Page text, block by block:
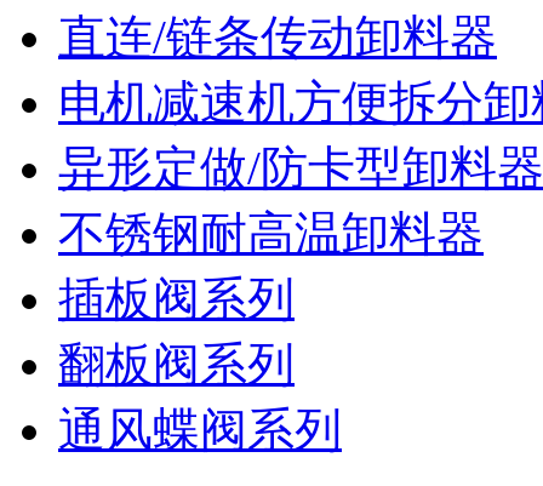
直连/链条传动卸料器
电机减速机方便拆分卸
异形定做/防卡型卸料器
不锈钢耐高温卸料器
插板阀系列
翻板阀系列
通风蝶阀系列